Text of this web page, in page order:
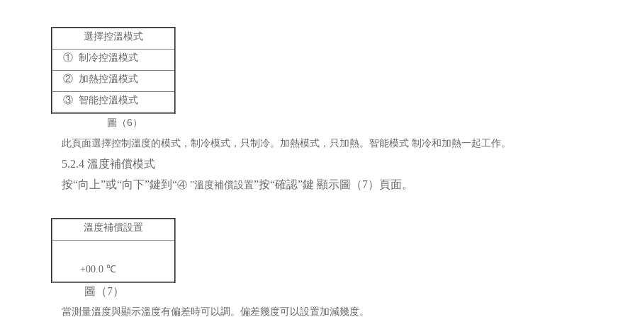
選擇控溫模式
① 制冷控溫模式
② 加熱控溫模式
③ 智能控溫模式
圖（6）
此頁面選擇控制溫度的模式，制冷模式，只制冷。加熱模式，只加熱。智能模式 制冷和加熱一起工作。
5.2.4 溫度補償模式
按“向上”或“向下”鍵到“④ ”溫度補償設置”按“確認”鍵 顯示圖（7）頁面。
溫度補償設置
+00.0 ℃
圖（7）
當測量溫度與顯示溫度有偏差時可以調。偏差幾度可以設置加減幾度。